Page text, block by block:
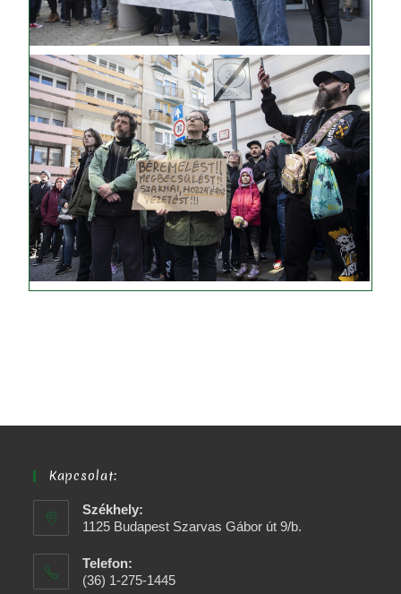
Kapcsolat:
Székhely:
1125 Budapest Szarvas Gábor út 9/b.
Telefon:
(36) 1-275-1445